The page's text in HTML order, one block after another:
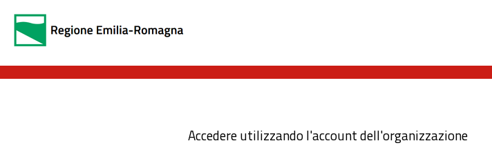
Accedere utilizzando l'account dell'organizzazione